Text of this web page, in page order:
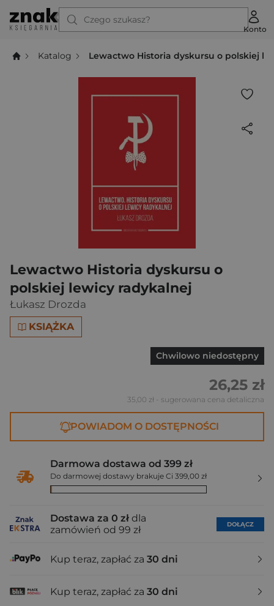
Czego szukasz?
Konto
Katalog Lewactwo Historia dyskursu o polskiej
Lewactwo Historia dyskursu o
polskiej lewicy radykalnej
Łukasz Drozda
KSIĄŻKA
Chwilowo niedostępny
26,25 zł
35,00 zł - sugerowana cena detaliczna
POWIADOM O DOSTĘPNOŚCI
Darmowa dostawa od 399 zł
Do darmowej dostawy brakuje Ci 399,00 zł
Dostawa za 0 zł dla
zamówień od 99 zł
DOŁĄCZ
Kup teraz, zapłać za 30 dni
Kup teraz, zapłać za 30 dni